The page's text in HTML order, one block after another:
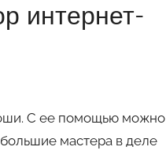
интернет-
С ее помощью можно
мастера в деле